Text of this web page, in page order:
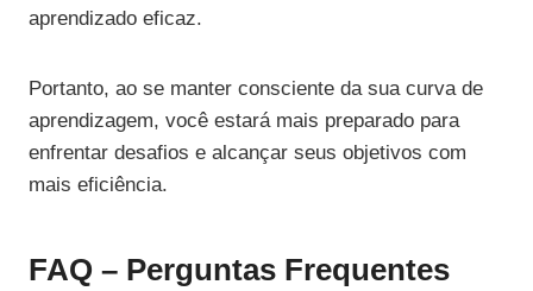
aprendizado eficaz.
Portanto, ao se manter consciente da sua curva de
aprendizagem, você estará mais preparado para
enfrentar desafios e alcançar seus objetivos com
mais eficiência.
FAQ – Perguntas Frequentes